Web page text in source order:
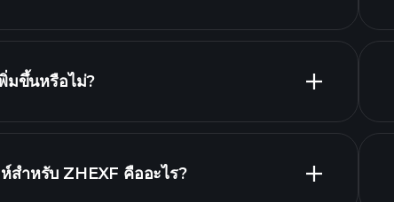
มขึ้นหรือไม่?
สำหรับ ZHEXF คืออะไร?